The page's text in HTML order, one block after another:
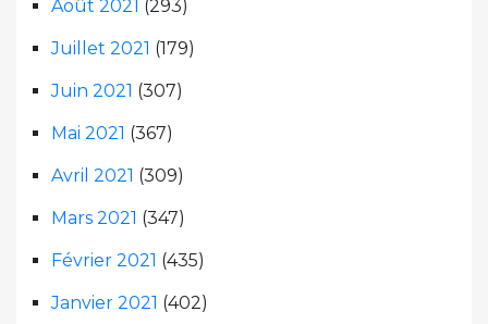
Août 2021 (293)
Juillet 2021 (179)
Juin 2021 (307)
Mai 2021 (367)
Avril 2021 (309)
Mars 2021 (347)
Février 2021 (435)
Janvier 2021 (402)